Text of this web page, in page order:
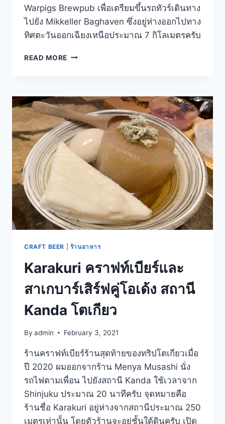
Warpigs Brewpub เพื่อเตรียมขึ้นรถทัวร์เดินทาง
ไปยัง Mikkeller Baghaven ซึ่งอยู่ห่างออกไปทาง
ทิศตะวันออกเฉียงเหนือประมาณ 7 กิโลเมตรครับ
READ MORE MIKKELLER
เปรี้ยว
ใน
โกดัง
เก่า
ริม
น้ำ
โคเปนเฮเกน
เดนมาร์ก
CRAFT BEER ร้านอาหาร
Karakuri คราฟท์เบียร์และ
สาเกบาร์เสิร์ฟคู่โอเด้ง สถานี
Kanda โตเกียว
By admin February 3, 2021
ร้านคราฟท์เบียร์ร้านสุดท้ายของทริปโตเกียวเมื่อ
ปี 2020 ผมออกจากร้าน Menya Musashi นั่ง
รถไฟตามเพื่อน ไปยังสถานี Kanda ใช้เวลาจาก
Shinjuku ประมาณ 20 นาทีครับ จุดหมายคือ
ร้านชื่อ Karakuri อยู่ห่างจากสถานีประมาณ 250
เมตรเท่านั้น โดยตัวร้านจะอยู่ชั้นใต้ดินครับ เปิด